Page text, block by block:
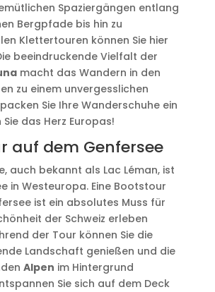
Spaziergängen entlang
Bergpfade bis hin zu
Klettertouren können Sie hier
beeindruckende Vielfalt der
macht das Wandern in den
zu einem unvergesslichen
Sie Ihre Wanderschuhe ein
das Herz Europas!
auf dem Genfersee
auch bekannt als Lac Léman, ist
in Westeuropa. Eine Bootstour
ist ein absolutes Muss für
der Schweiz erleben
der Tour können Sie die
Landschaft genießen und die
Alpen im Hintergrund
Sie sich auf dem Deck